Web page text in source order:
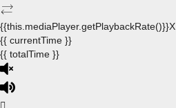
{{this.mediaPlayer.getPlaybackRate()}}X
{{ currentTime }}
{{ totalTime }}